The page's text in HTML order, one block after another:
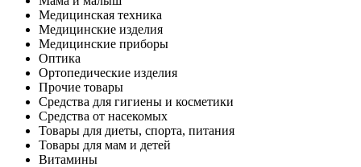
Медицинская техника
Медицинские изделия
Медицинские приборы
Оптика
Ортопедические изделия
Прочие товары
Средства для гигиены и косметики
Средства от насекомых
Товары для диеты, спорта, питания
Товары для мам и детей
Витамины